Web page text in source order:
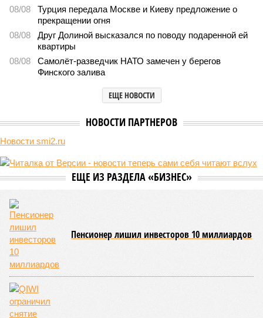
08/08
Турция передала Москве и Киеву предложение о
прекращении огня
08/08
Друг Долиной высказался по поводу подаренной ей
квартиры
08/08
Самолёт-разведчик НАТО замечен у берегов
Финского залива
ЕЩЕ НОВОСТИ
НОВОСТИ ПАРТНЕРОВ
Новости smi2.ru
ЕЩЕ ИЗ РАЗДЕЛА «БИЗНЕС»
Пенсионер лишил инвесторов 10 миллиардов